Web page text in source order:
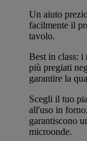
Un aiuto
facilmente il
tavolo.
Best in class: i
più pregiati
garantire la
Scegli il tuo
all'uso in
garantiscono
microonde.